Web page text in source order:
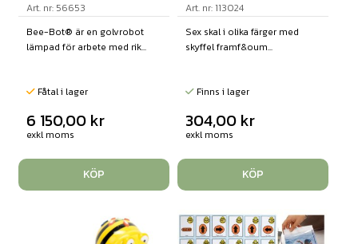
Art. nr: 56653
Bee-Bot® är en golvrobot
lämpad för arbete med rik...
Fåtal i lager
6 150,00 kr
exkl moms
KÖP
Art. nr: 113024
Sex skal i olika färger med
skyffel framf&oum...
Finns i lager
304,00 kr
exkl moms
KÖP